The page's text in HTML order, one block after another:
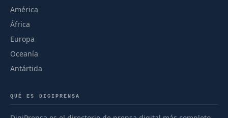
América
África
Europa
Oceanía
Antártida
QUÉ ES DIGIPRENSA